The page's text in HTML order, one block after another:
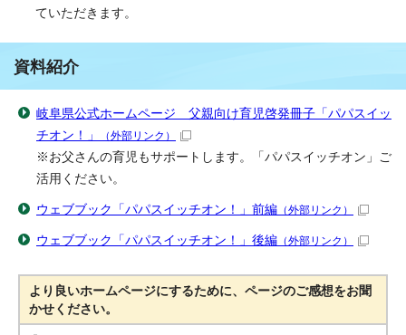
ていただきます。
資料紹介
岐阜県公式ホームページ 父親向け育児啓発冊子「パパスイッ
チオン！」
（外部リンク）
※お父さんの育児もサポートします。「パパスイッチオン」ご
活用ください。
ウェブブック「パパスイッチオン！」前編 （外部リンク）
ウェブブック「パパスイッチオン！」後編 （外部リンク）
より良いホームページにするために、ページのご感想をお聞
かせください。